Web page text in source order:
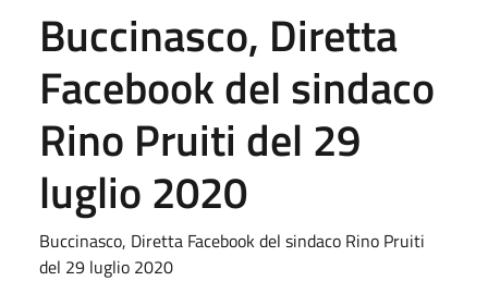
Buccinasco, Diretta
Facebook del sindaco
Rino Pruiti del 29
luglio 2020
Buccinasco, Diretta Facebook del sindaco Rino Pruiti
del 29 luglio 2020